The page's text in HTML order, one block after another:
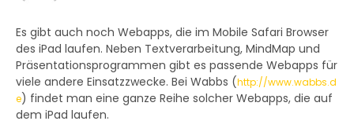
Es gibt auch noch Webapps, die im Mobile Safari Browser
des iPad laufen. Neben Textverarbeitung, MindMap und
Präsentationsprogrammen gibt es passende Webapps für
viele andere Einsatzzwecke. Bei Wabbs (http://www.wabbs.d
e) findet man eine ganze Reihe solcher Webapps, die auf
dem iPad laufen.